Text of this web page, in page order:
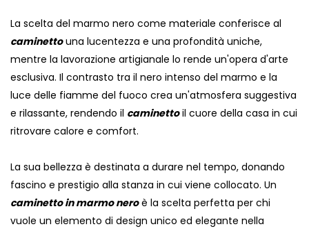
La scelta del marmo nero come materiale conferisce al
caminettouna lucentezza e una profondità uniche,
mentre la lavorazione artigianale lo rende un'opera d'arte
esclusiva. Il contrasto tra il nero intenso del marmo e la
luce delle fiamme del fuoco crea un'atmosfera suggestiva
e rilassante, rendendo il caminettoil cuore della casa in cui
ritrovare calore e comfort.
La sua bellezza è destinata a durare nel tempo, donando
fascino e prestigio alla stanza in cui viene collocato. Un
caminetto in marmo neroè la scelta perfetta per chi
vuole un elemento di design unico ed elegante nella